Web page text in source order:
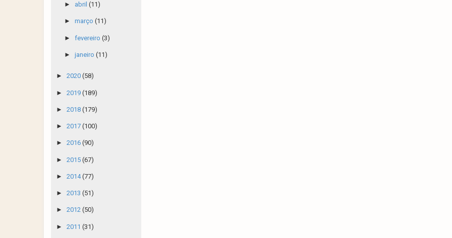
► abril (11)
► março (11)
► fevereiro (3)
► janeiro (11)
► 2020 (58)
► 2019 (189)
► 2018 (179)
► 2017 (100)
► 2016 (90)
► 2015 (67)
► 2014(77)
► 2013 (51)
► 2012 (50)
► 2011 (31)